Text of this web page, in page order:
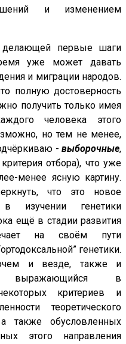
и изменением
первые шаги
уже может давать
и миграции народов.
полную достоверность
получить только имея
человека этого
но тем не менее,
- выборочные,
отбора), что уже
менее ясную картину.
что это новое
в изучении генетики
ещё в стадии развития
на своём пути
генетики.
и везде, также и
выражающийся в
критериев и
теоретического
также обусловленных
этого направления